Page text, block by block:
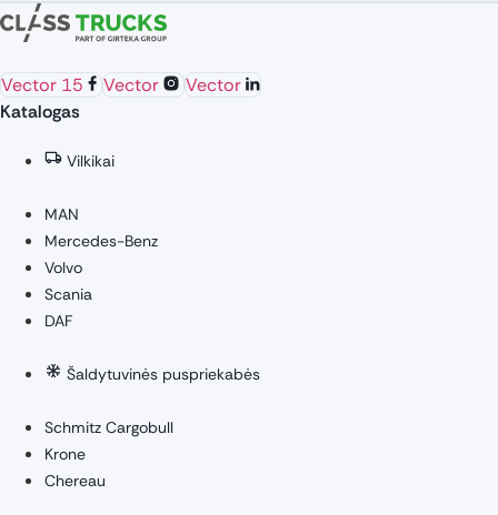
Vector 15 Vector
Vector
Katalogas
Vilkikai
MAN
Mercedes-Benz
Volvo
Scania
DAF
Šaldytuvinės puspriekabės
Schmitz Cargobull
Krone
Chereau